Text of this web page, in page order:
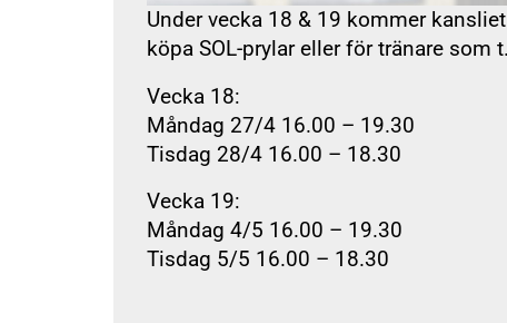
Nya
Under vecka 18 & 19 kommer
köpa SOL-prylar eller för tränare
Vecka 18:
Måndag 27/4 16.00 – 19.30
Tisdag 28/4 16.00 – 18.30
Vecka 19:
Måndag 4/5 16.00 – 19.30
Tisdag 5/5 16.00 – 18.30